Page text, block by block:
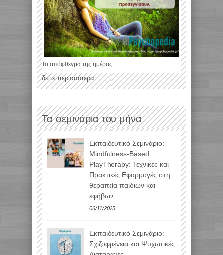
Το απόφθεγμα της ημέρας
δείτε περισσότερα
Τα σεμινάρια του μήνα
Εκπαιδευτικό Σεμινάριο:
Mindfulness-Based
PlayTherapy: Τεχνικές και
Πρακτικές Εφαρμογές στη
θεραπεία παιδιών και
εφήβων
06/11/2025
Εκπαιδευτικό Σεμινάριο:
Σχιζοφρένεια και Ψυχωτικές